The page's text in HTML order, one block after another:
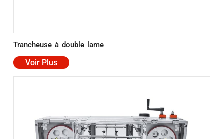
Trancheuse à double lame
Voir Plus